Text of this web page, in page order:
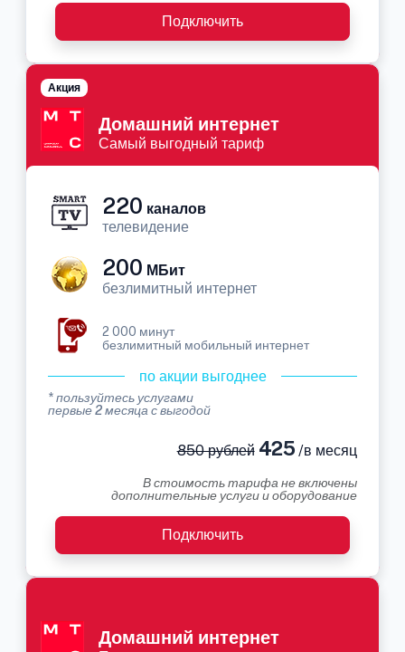
Подключить
Домашний интернет
Самый выгодный тариф
Акция
220 каналов
телевидение
200 МБит
безлимитный интернет
2 000 минут
безлимитный мобильный интернет
по акции выгоднее
* пользуйтесь услугами
первые 2 месяца с выгодой
850 рублей425 /в месяц
В стоимость тарифа не включены
дополнительные услуги и оборудование
Подключить
Домашний интернет